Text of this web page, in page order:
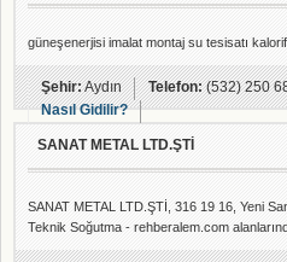
güneşenerjisi imalat montaj su tesisatı
Şehir:Aydın Telefon:(532) 250
Nasıl Gidilir?
SANAT METAL LTD.ŞTİ
SANAT METAL LTD.ŞTİ, 316 19 16, Yeni
Teknik Soğutma - rehberalem.com